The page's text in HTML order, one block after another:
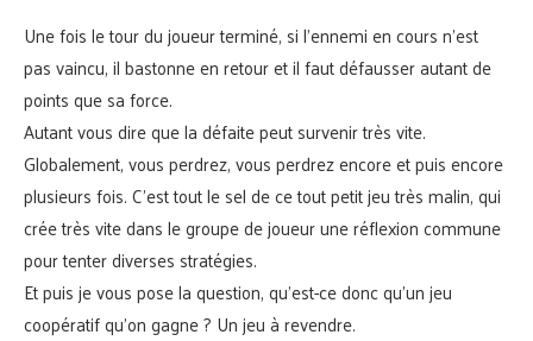
Une fois le tour du joueur terminé, si l’ennemi en cours n’est
pas vaincu, il bastonne en retour et il faut défausser autant de
points que sa force.
Autant vous dire que la défaite peut survenir très vite.
Globalement, vous perdrez, vous perdrez encore et puis encore
plusieurs fois. C’est tout le sel de ce tout petit jeu très malin, qui
crée très vite dans le groupe de joueur une réflexion commune
pour tenter diverses stratégies.
Et puis je vous pose la question, qu’est-ce donc qu’un jeu
coopératif qu’on gagne ? Un jeu à revendre.